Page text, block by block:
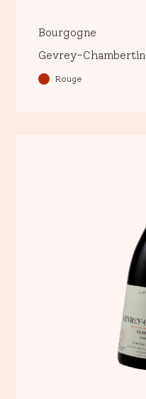
Bourgogne
Gevrey-Chambertin
Rouge